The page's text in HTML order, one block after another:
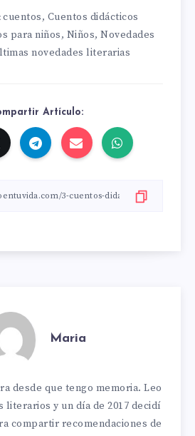
cuentos, Cuentos didácticos
para niños, Niños, Novedades
novedades literarias
Artículo:
Maria
desde que tengo memoria. Leo
y un día de 2017 decidí
compartir recomendaciones de